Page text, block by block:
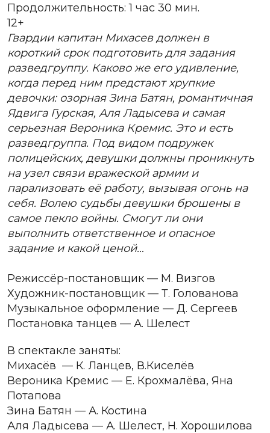
Продолжительность: 1 час 30 мин.
12+
Гвардии капитан Михасев должен в
короткий срок подготовить для задания
разведгруппу. Каково же его удивление,
когда перед ним предстают хрупкие
девочки: озорная Зина Батян, романтичная
Ядвига Гурская, Аля Ладысева и самая
серьезная Вероника Кремис. Это и есть
разведгруппа. Под видом подружек
полицейских, девушки должны проникнуть
на узел связи вражеской армии и
парализовать её работу, вызывая огонь на
себя. Волею судьбы девушки брошены в
самое пекло войны. Смогут ли они
выполнить ответственное и опасное
задание и какой ценой…
Режиссёр-постановщик — М. Визгов
Художник-постановщик — Т. Голованова
Музыкальное оформление — Д. Сергеев
Постановка танцев — А. Шелест
В спектакле заняты:
Михасёв — К. Ланцев, В.Киселёв
Вероника Кремис — Е. Крохмалёва, Яна
Потапова
Зина Батян — А. Костина
Аля Ладысева — А. Шелест, Н. Хорошилова